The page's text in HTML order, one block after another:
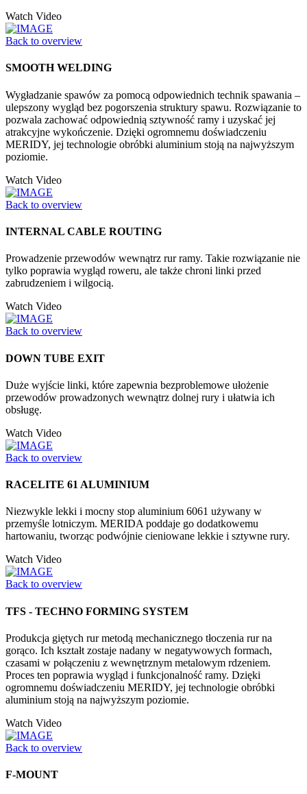
Watch Video
Back to overview
SMOOTH WELDING
Wygładzanie spawów za pomocą odpowiednich technik spawania –
ulepszony wygląd bez pogorszenia struktury spawu. Rozwiązanie to
pozwala zachować odpowiednią sztywność ramy i uzyskać jej
atrakcyjne wykończenie. Dzięki ogromnemu doświadczeniu
MERIDY, jej technologie obróbki aluminium stoją na najwyższym
poziomie.
Watch Video
Back to overview
INTERNAL CABLE ROUTING
Prowadzenie przewodów wewnątrz rur ramy. Takie rozwiązanie nie
tylko poprawia wygląd roweru, ale także chroni linki przed
zabrudzeniem i wilgocią.
Watch Video
Back to overview
DOWN TUBE EXIT
Duże wyjście linki, które zapewnia bezproblemowe ułożenie
przewodów prowadzonych wewnątrz dolnej rury i ułatwia ich
obsługę.
Watch Video
Back to overview
RACELITE 61 ALUMINIUM
Niezwykle lekki i mocny stop aluminium 6061 używany w
przemyśle lotniczym. MERIDA poddaje go dodatkowemu
hartowaniu, tworząc podwójnie cieniowane lekkie i sztywne rury.
Watch Video
Back to overview
TFS - TECHNO FORMING SYSTEM
Produkcja giętych rur metodą mechanicznego tłoczenia rur na
gorąco. Ich kształt zostaje nadany w negatywowych formach,
czasami w połączeniu z wewnętrznym metalowym rdzeniem.
Proces ten poprawia wygląd i funkcjonalność ramy. Dzięki
ogromnemu doświadczeniu MERIDY, jej technologie obróbki
aluminium stoją na najwyższym poziomie.
Watch Video
Back to overview
F-MOUNT